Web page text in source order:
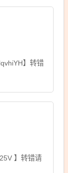
】转错
】转错请